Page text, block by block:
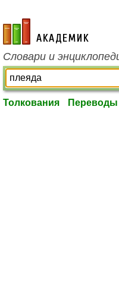
academic.ru
Словари и
Толкования Переводы